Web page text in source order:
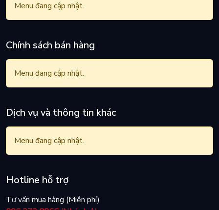
Menu đang cập nhật.
Chính sách bán hàng
Menu đang cập nhật.
Dịch vụ và thông tin khác
Menu đang cập nhật.
Hotline hỗ trợ
Tư vấn mua hàng (Miễn phí)